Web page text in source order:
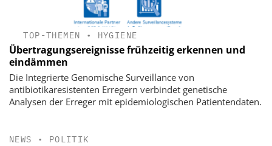
TOP-THEMEN • HYGIENE
Übertragungsereignisse frühzeitig erkennen und
eindämmen
Die Integrierte Genomische Surveillance von
antibiotikaresistenten Erregern verbindet genetische
Analysen der Erreger mit epidemiologischen Patientendaten.
NEWS • POLITIK